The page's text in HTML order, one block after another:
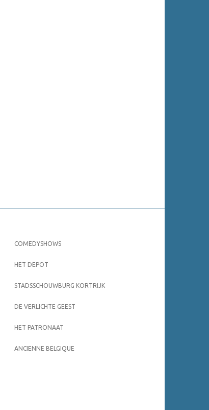
COMEDYSHOWS
HET DEPOT
STADSSCHOUWBURG KORTRIJK
DE VERLICHTE GEEST
HET PATRONAAT
ANCIENNE BELGIQUE